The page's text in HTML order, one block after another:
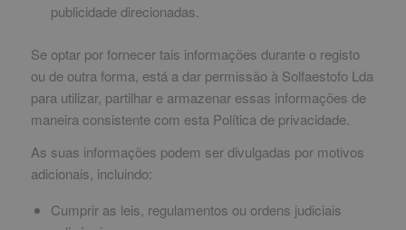
publicidade direcionadas.
Se optar por fornecer tais informações durante o registo
ou de outra forma, está a dar permissão à Solfaestofo Lda
para utilizar, partilhar e armazenar essas informações de
maneira consistente com esta Política de privacidade.
As suas informações podem ser divulgadas por motivos
adicionais, incluindo:
Cumprir as leis, regulamentos ou ordens judiciais